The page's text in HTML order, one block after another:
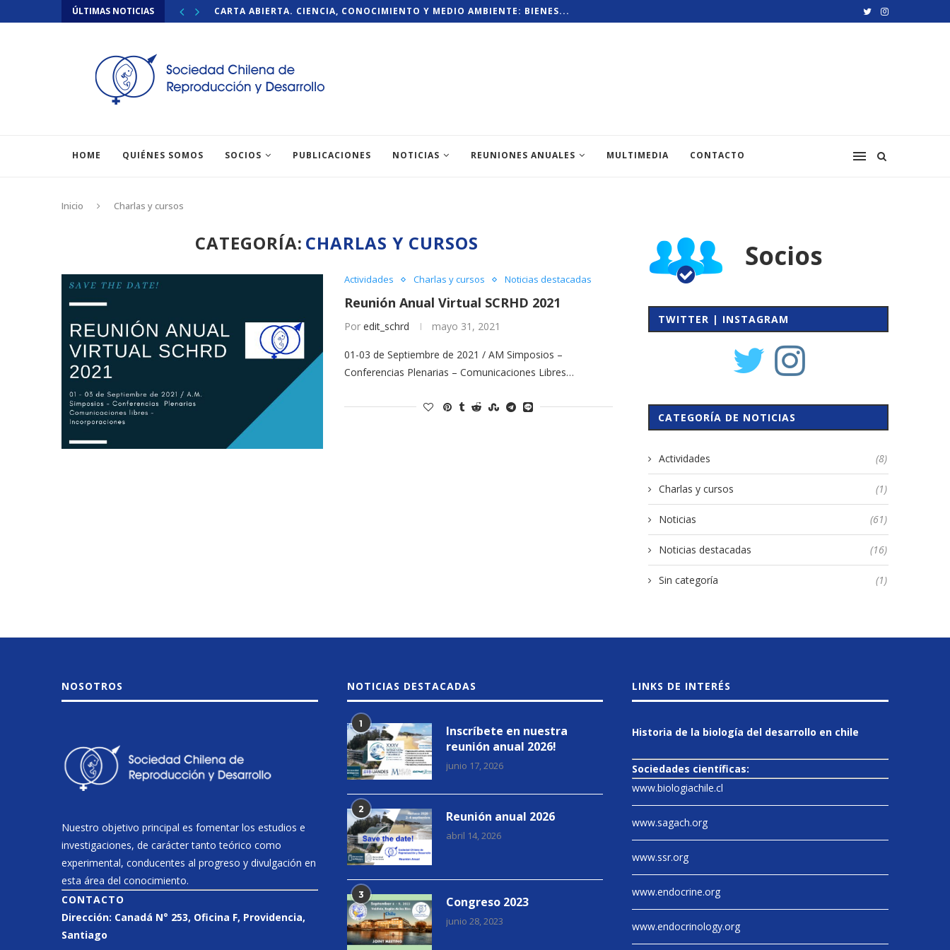
ÚLTIMAS NOTICIAS CARTA ABIERTA. CIENCIA, CONOCIMIENTO Y MEDIO AMBIENTE: BIENES...
HOME QUIÉNES SOMOS SOCIOS PUBLICACIONES NOTICIAS REUNIONES ANUALES MULTIMEDIA CONTACTO
Inicio Charlas y cursos
CATEGORÍA: CHARLAS Y CURSOS
Actividades Charlas y cursos Noticias destacadas
Reunión Anual Virtual SCRHD 2021
Por edit_schrd mayo 31, 2021
01-03 de Septiembre de 2021 / AM Simposios –
Conferencias Plenarias – Comunicaciones Libres…
Socios
TWITTER | INSTAGRAM
CATEGORÍA DE NOTICIAS
Actividades (8)
Charlas y cursos (1)
Noticias (61)
Noticias destacadas (16)
Sin categoría (1)
NOSOTROS
Nuestro objetivo principal es fomentar los estudios e
investigaciones, de carácter tanto teórico como
experimental, conducentes al progreso y divulgación en
esta área del conocimiento.
CONTACTO
Dirección: Canadá N° 253, Oficina F, Providencia,
Santiago
NOTICIAS DESTACADAS
1
Inscríbete en nuestra
reunión anual 2026!
junio 17, 2026
2 Reunión anual 2026
abril 14, 2026
3 Congreso 2023
junio 28, 2023
LINKS DE INTERÉS
Historia de la biología del desarrollo en chile
Sociedades científicas:
www.biologiachile.cl
www.sagach.org
www.ssr.org
www.endocrine.org
www.endocrinology.org